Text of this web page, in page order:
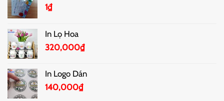
1₫
In Lọ Hoa
320,000₫
In Logo Dán
140,000₫